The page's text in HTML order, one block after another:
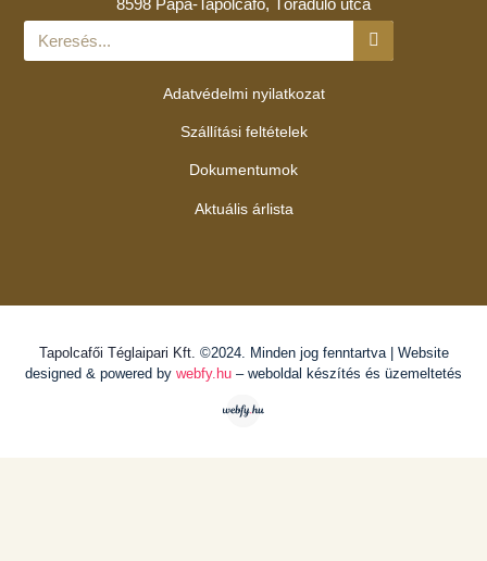
Adatvédelmi nyilatkozat
Szállítási feltételek
Dokumentumok
Aktuális árlista
Tapolcafői Téglaipari Kft. ©2024. Minden jog fenntartva | Website
designed & powered by webfy.hu – weboldal készítés és üzemeltetés